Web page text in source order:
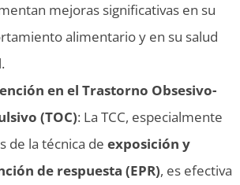
mejoras significativas en su
alimentario y en su salud
en el Trastorno Obsesivo-
(TOC): La TCC, especialmente
de la técnica de exposición y
de respuesta (EPR), es efectiva